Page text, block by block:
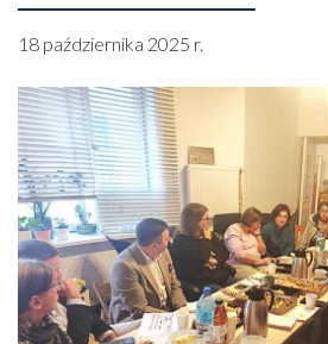
18 października 2025 r.